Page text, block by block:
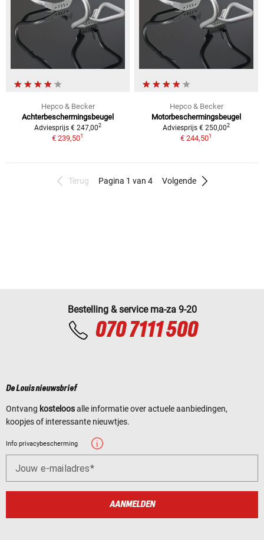
Hepco & Becker
Achterbeschermingsbeugel
Adviesprijs € 247,002
€ 239,501
Hepco & Becker
Motorbeschermingsbeugel
Adviesprijs € 250,002
€ 244,501
Terug Pagina 1 van 4 Volgende
Bestelling & service ma-za 9-20
070 7111 500
De Louis nieuwsbrief
Ontvang kosteloosalle informatie over actuele aanbiedingen,
koopjes of interessante nieuwtjes.
Info privacybescherming
Jouw e-mailadres
AANMELDEN